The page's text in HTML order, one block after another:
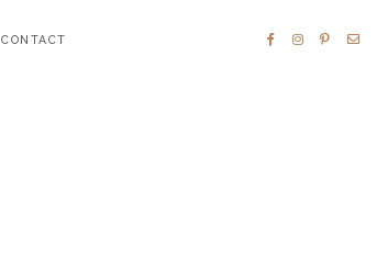
CONTACT